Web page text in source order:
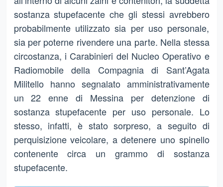
sostanza stupefacente che gli stessi avrebbero
probabilmente utilizzato sia per uso personale,
sia per poterne rivendere una parte. Nella stessa
circostanza, i Carabinieri del Nucleo Operativo e
Radiomobile della Compagnia di Sant’Agata
Militello hanno segnalato amministrativamente
un 22 enne di Messina per detenzione di
sostanza stupefacente per uso personale. Lo
stesso, infatti, è stato sorpreso, a seguito di
perquisizione veicolare, a detenere uno spinello
contenente circa un grammo di sostanza
stupefacente.